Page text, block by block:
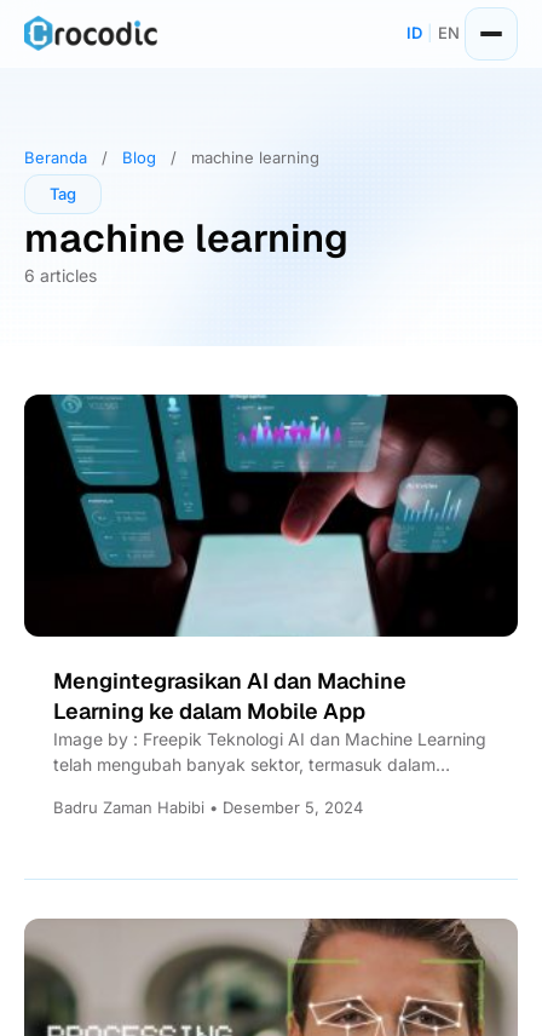
Skip
ID EN
Beranda / Blog /
machine learning
Tag
machine learning
6 articles
Mengintegrasikan AI dan Machine
Learning ke dalam Mobile App
Image by : Freepik Teknologi AI dan Machine Learning
telah mengubah banyak sektor, termasuk dalam
tersebut...
Badru Zaman Habibi • Desember 5, 2024